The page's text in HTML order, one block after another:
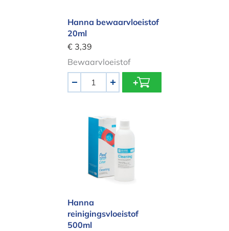
Hanna bewaarvloeistof
20ml
€ 3,39
Bewaarvloeistof
+
Hanna reinigingsvloeistof 500ml
Hanna
reinigingsvloeistof
500ml